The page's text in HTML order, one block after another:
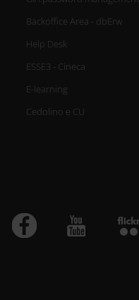
Backoffice Area - dbErw
Help Desk
ESSE3 - Cineca
E-learning
Cedolino e CU